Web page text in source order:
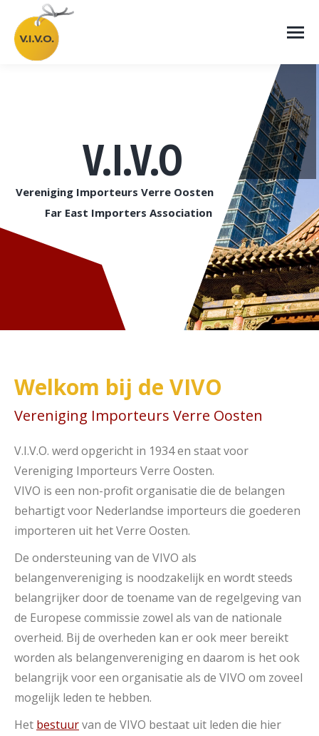
V.I.V.O
Vereniging Importeurs Verre Oosten
Far East Importers Association
Welkom bij de VIVO
Vereniging Importeurs Verre Oosten
V.I.V.O. werd opgericht in 1934 en staat voor
Vereniging Importeurs Verre Oosten.
VIVO is een non-profit organisatie die de belangen
behartigt voor Nederlandse importeurs die goederen
importeren uit het Verre Oosten.
De ondersteuning van de VIVO als
belangenvereniging is noodzakelijk en wordt steeds
belangrijker door de toename van de regelgeving van
de Europese commissie zowel als van de nationale
overheid. Bij de overheden kan er ook meer bereikt
worden als belangenvereniging en daarom is het ook
belangrijk voor een organisatie als de VIVO om zoveel
mogelijk leden te hebben.
Het bestuurvan de VIVO bestaat uit leden die hier